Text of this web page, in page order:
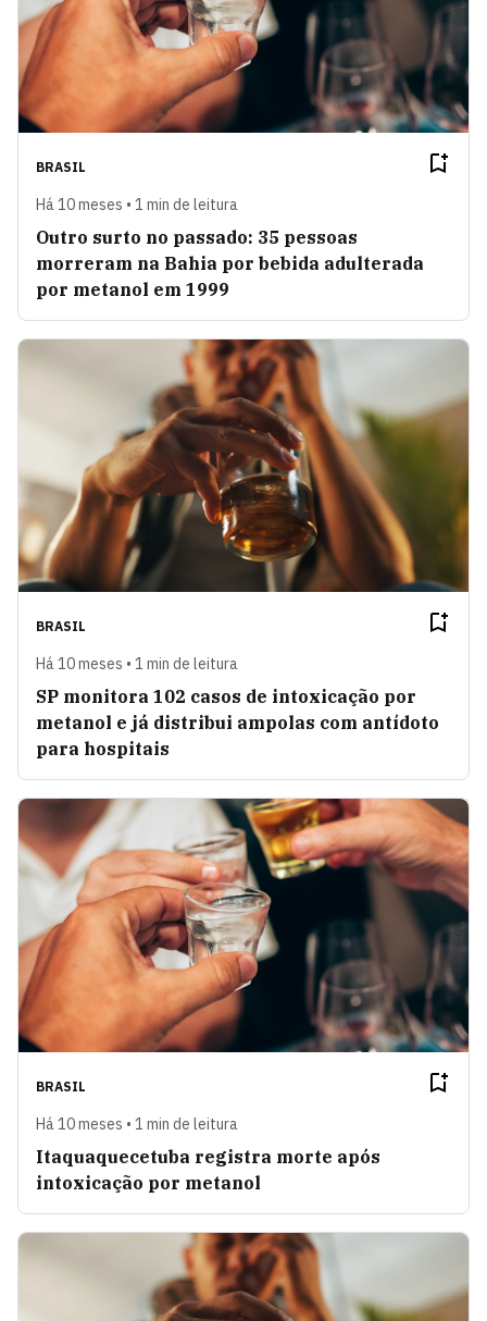
BRASIL
Há 10 meses • 1 min de leitura
Outro surto no passado: 35 pessoas
morreram na Bahia por bebida adulterada
por metanol em 1999
BRASIL
Há 10 meses • 1 min de leitura
SP monitora 102 casos de intoxicação por
metanol e já distribui ampolas com antídoto
para hospitais
BRASIL
Há 10 meses • 1 min de leitura
Itaquaquecetuba registra morte após
intoxicação por metanol